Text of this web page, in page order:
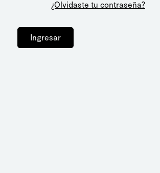
¿Olvidaste tu contraseña?
Ingresar